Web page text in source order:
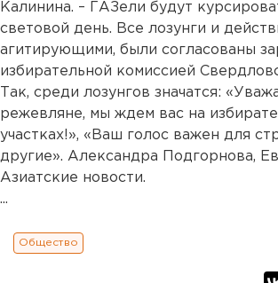
Калинина. – ГАЗели будут
световой день. Все лозунги и
агитирующими, были согласованы
избирательной комиссией
Так, среди лозунгов значатся:
режевляне, мы ждем вас на
участках!», «Ваш голос важен для
другие». Александра Подгорнова,
Азиатские новости.
...
Общество